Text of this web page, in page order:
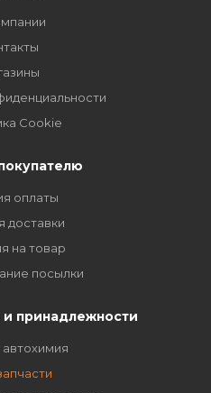
Cookie
оплаты
доставки
на товар
посылки
принадлежности